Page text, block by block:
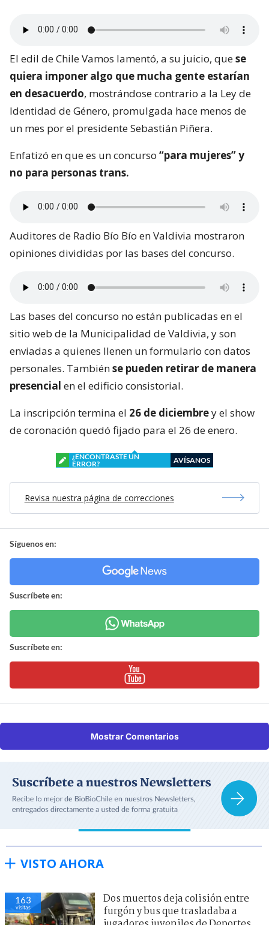
El edil de Chile Vamos lamentó, a su juicio, quese
quiera imponer algo que mucha gente estarían
en desacuerdo, mostrándose contrario a la Ley de
Identidad de Género, promulgada hace menos de
un mes por el presidente Sebastián Piñera.
Enfatizó en que es un concurso “para mujeres” y
no para personas trans.
Auditores de Radio Bío Bío en Valdivia mostraron
opiniones divididas por las bases del concurso.
Las bases del concurso no están publicadas en el
sitio web de la Municipalidad de Valdivia, y son
enviadas a quienes llenen un formulario con datos
personales. Tambiénse pueden retirar de manera
presencial en el edificio consistorial.
La inscripción termina el 26 de diciembrey el show
de coronación quedó fijado para el 26 de enero.
¿ENCONTRASTE UN
ERROR?
AVÍSANOS
Revisa nuestra página de correcciones
Síguenos en:
Suscríbete en:
Suscríbete en:
Mostrar Comentarios
VISTO AHORA
163
visitas
Dos muertos deja colisión entre
furgón y bus que trasladaba a